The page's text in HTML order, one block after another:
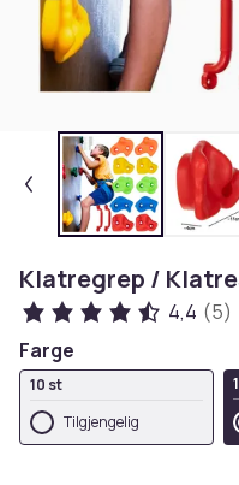
Klatregrep /
4,4 (5)
Farge
10 st
Tilgjengelig